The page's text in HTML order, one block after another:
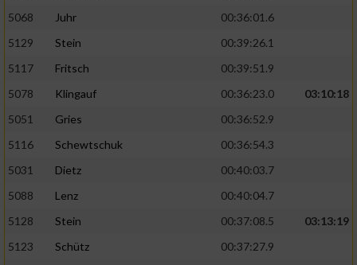
5068
Juhr
00:36:01.6
5129
Stein
00:39:26.1
5117
Fritsch
00:39:51.9
5078
Klingauf 00:36:23.0
03:10:18
5051
Gries
00:36:52.9
5116
Schewtschuk
00:36:54.3
5031
Dietz
00:40:03.7
5088
Lenz
00:40:04.7
5128
Stein 00:37:08.5
03:13:19
5123
Schütz
00:37:27.9